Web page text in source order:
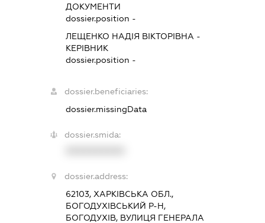
ДОКУМЕНТИ
dossier.position -
ЛЕЩЕНКО НАДІЯ ВІКТОРІВНА -
КЕРІВНИК
dossier.position -
dossier.beneficiaries:
dossier.missingData
dossier.smida:
dossier.address:
62103, ХАРКІВСЬКА ОБЛ.,
БОГОДУХІВСЬКИЙ Р-Н,
БОГОДУХІВ, ВУЛИЦЯ ГЕНЕРАЛА